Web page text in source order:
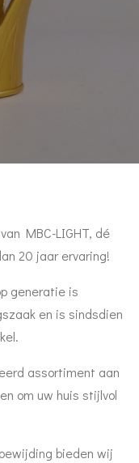
MBC-LIGHT, dé
20 jaar ervaring!
generatie is
en is sindsdien
assortiment aan
om uw huis stijlvol
bieden wij